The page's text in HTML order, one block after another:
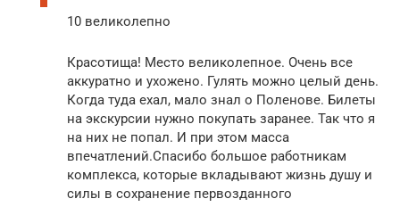
10 великолепно
Красотища! Место великолепное. Очень все
аккуратно и ухожено. Гулять можно целый день.
Когда туда ехал, мало знал о Поленове. Билеты
на экскурсии нужно покупать заранее. Так что я
на них не попал. И при этом масса
впечатлений.Спасибо большое работникам
комплекса, которые вкладывают жизнь душу и
силы в сохранение первозданного